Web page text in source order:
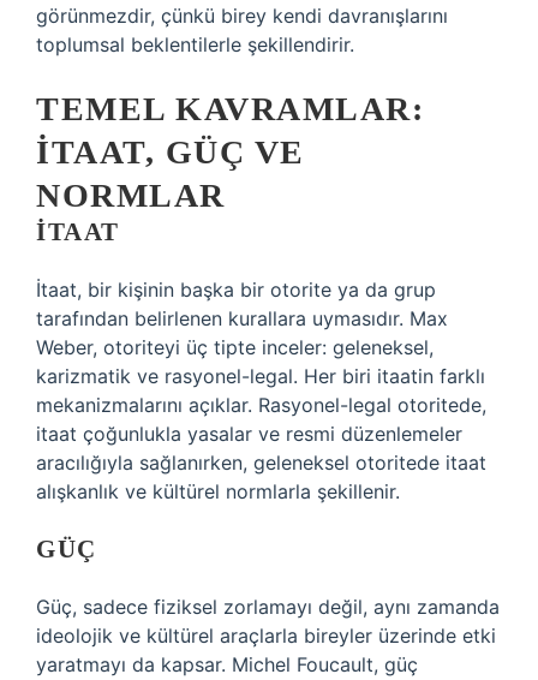
görünmezdir, çünkü birey kendi davranışlarını
toplumsal beklentilerle şekillendirir.
TEMEL KAVRAMLAR:
İTAAT, GÜÇ VE
NORMLAR
İTAAT
İtaat, bir kişinin başka bir otorite ya da grup
tarafından belirlenen kurallara uymasıdır. Max
Weber, otoriteyi üç tipte inceler: geleneksel,
karizmatik ve rasyonel-legal. Her biri itaatin farklı
mekanizmalarını açıklar. Rasyonel-legal otoritede,
itaat çoğunlukla yasalar ve resmi düzenlemeler
aracılığıyla sağlanırken, geleneksel otoritede itaat
alışkanlık ve kültürel normlarla şekillenir.
GÜÇ
Güç, sadece fiziksel zorlamayı değil, aynı zamanda
ideolojik ve kültürel araçlarla bireyler üzerinde etki
yaratmayı da kapsar. Michel Foucault, güç